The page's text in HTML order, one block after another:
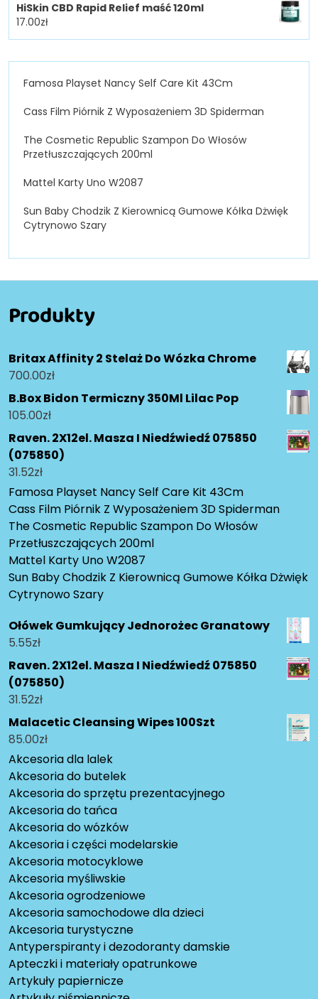
HiSkin CBD Rapid Relief maść 120ml
17.00zł
Famosa Playset Nancy Self Care Kit 43Cm
Cass Film Piórnik Z Wyposażeniem 3D Spiderman
The Cosmetic Republic Szampon Do Włosów
Przetłuszczających 200ml
Mattel Karty Uno W2087
Sun Baby Chodzik Z Kierownicą Gumowe Kółka Dżwięk
Cytrynowo Szary
Produkty
Britax Affinity 2 Stelaż Do Wózka Chrome
700.00zł
B.Box Bidon Termiczny 350Ml Lilac Pop
105.00zł
Raven. 2X12el. Masza I Niedźwiedź 075850
(075850)
31.52zł
Famosa Playset Nancy Self Care Kit 43Cm
Cass Film Piórnik Z Wyposażeniem 3D Spiderman
The Cosmetic Republic Szampon Do Włosów
Przetłuszczających 200ml
Mattel Karty Uno W2087
Sun Baby Chodzik Z Kierownicą Gumowe Kółka Dżwięk
Cytrynowo Szary
Ołówek Gumkujący Jednorożec Granatowy
5.55zł
Raven. 2X12el. Masza I Niedźwiedź 075850
(075850)
31.52zł
Malacetic Cleansing Wipes 100Szt
85.00zł
Akcesoria dla lalek
Akcesoria do butelek
Akcesoria do sprzętu prezentacyjnego
Akcesoria do tańca
Akcesoria do wózków
Akcesoria i części modelarskie
Akcesoria motocyklowe
Akcesoria myśliwskie
Akcesoria ogrodzeniowe
Akcesoria samochodowe dla dzieci
Akcesoria turystyczne
Antyperspiranty i dezodoranty damskie
Apteczki i materiały opatrunkowe
Artykuły papiernicze